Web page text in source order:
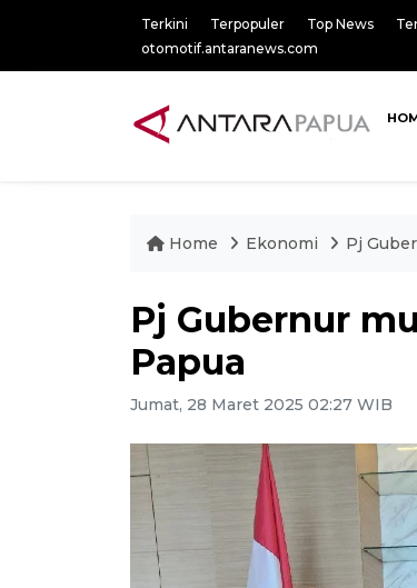
Terkini Terpopuler Top News
otomotif.antaranews.com
Home Ekonomi Pj
Pj Gubernur
Papua
Jumat, 28 Maret 2025 02:27 WIB